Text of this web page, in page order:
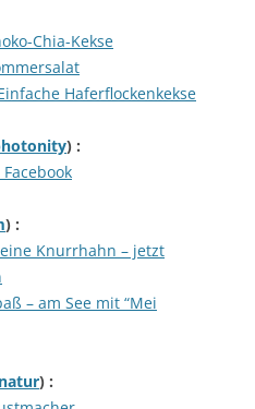
Chia-Kekse
Haferflockenkekse
) :
) :
Knurrhahn – jetzt
– am See mit “Mei
) :